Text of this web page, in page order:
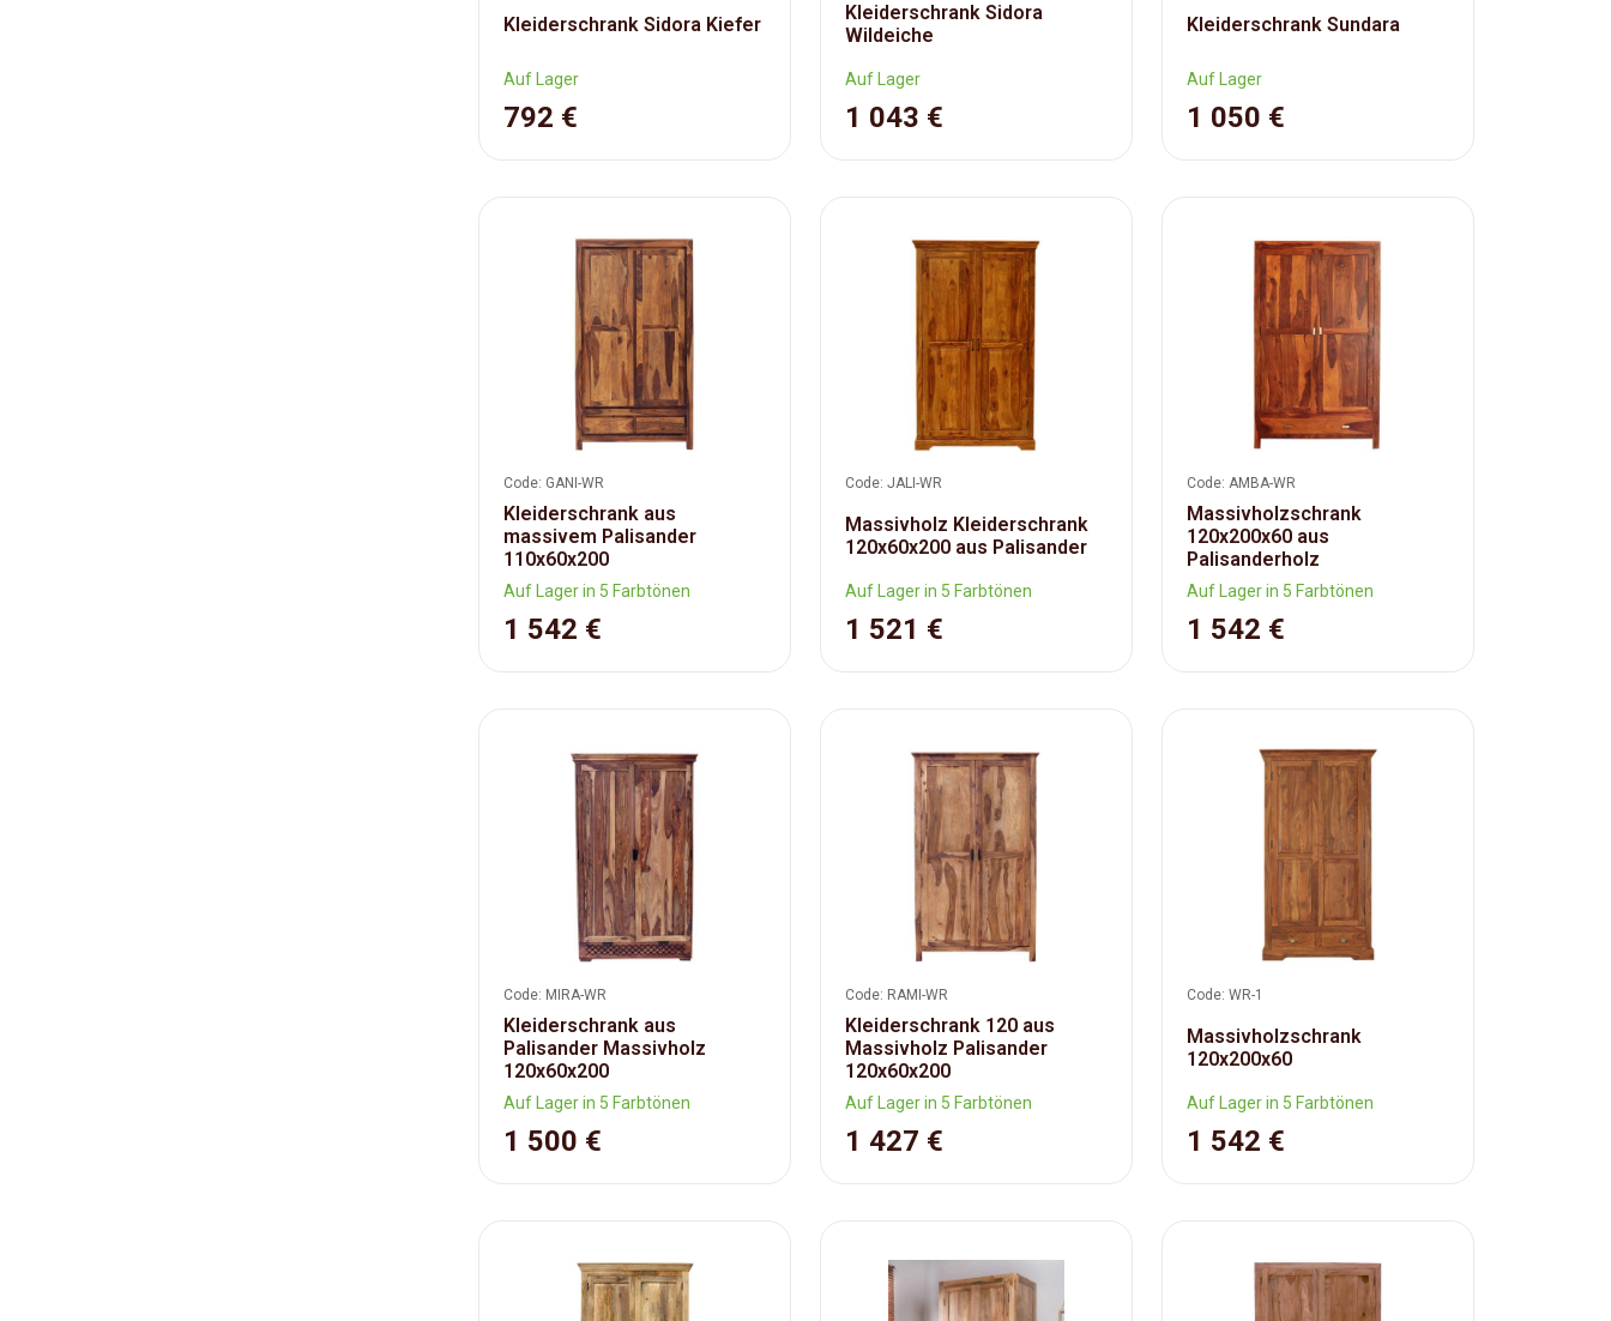
Kleiderschrank Sidora Kiefer
Auf Lager
792 €
Kleiderschrank Sidora
Wildeiche
Auf Lager
1 043 €
Kleiderschrank Sundara
Auf Lager
1 050 €
Code: GANI-WR
Kleiderschrank aus
massivem Palisander
110x60x200
Auf Lager in 5 Farbtönen
1 542 €
Code: JALI-WR
Massivholz Kleiderschrank
120x60x200 aus Palisander
Auf Lager in 5 Farbtönen
1 521 €
Code: AMBA-WR
Massivholzschrank
120x200x60 aus
Palisanderholz
Auf Lager in 5 Farbtönen
1 542 €
Code: MIRA-WR
Kleiderschrank aus
Palisander Massivholz
120x60x200
Auf Lager in 5 Farbtönen
1 500 €
Code: RAMI-WR
Kleiderschrank 120 aus
Massivholz Palisander
120x60x200
Auf Lager in 5 Farbtönen
1 427 €
Code: WR-1
Massivholzschrank
120x200x60
Auf Lager in 5 Farbtönen
1 542 €